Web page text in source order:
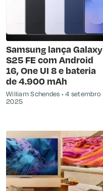
Samsung lança Galaxy
S25 FE com Android
16, One UI 8 e bateria
de 4.900 mAh
William Schendes
4 setembro
2025